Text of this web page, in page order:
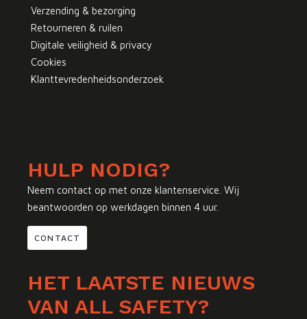
Verzending & bezorging
Retourneren & ruilen
Digitale veiligheid & privacy
Cookies
Klanttevredenheidsonderzoek
HULP NODIG?
Neem contact op met onze klantenservice. Wij
beantwoorden op werkdagen binnen 4 uur.
CONTACT
HET LAATSTE NIEUWS
VAN ALL SAFETY?